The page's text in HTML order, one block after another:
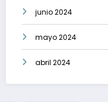
junio 2024
mayo 2024
abril 2024